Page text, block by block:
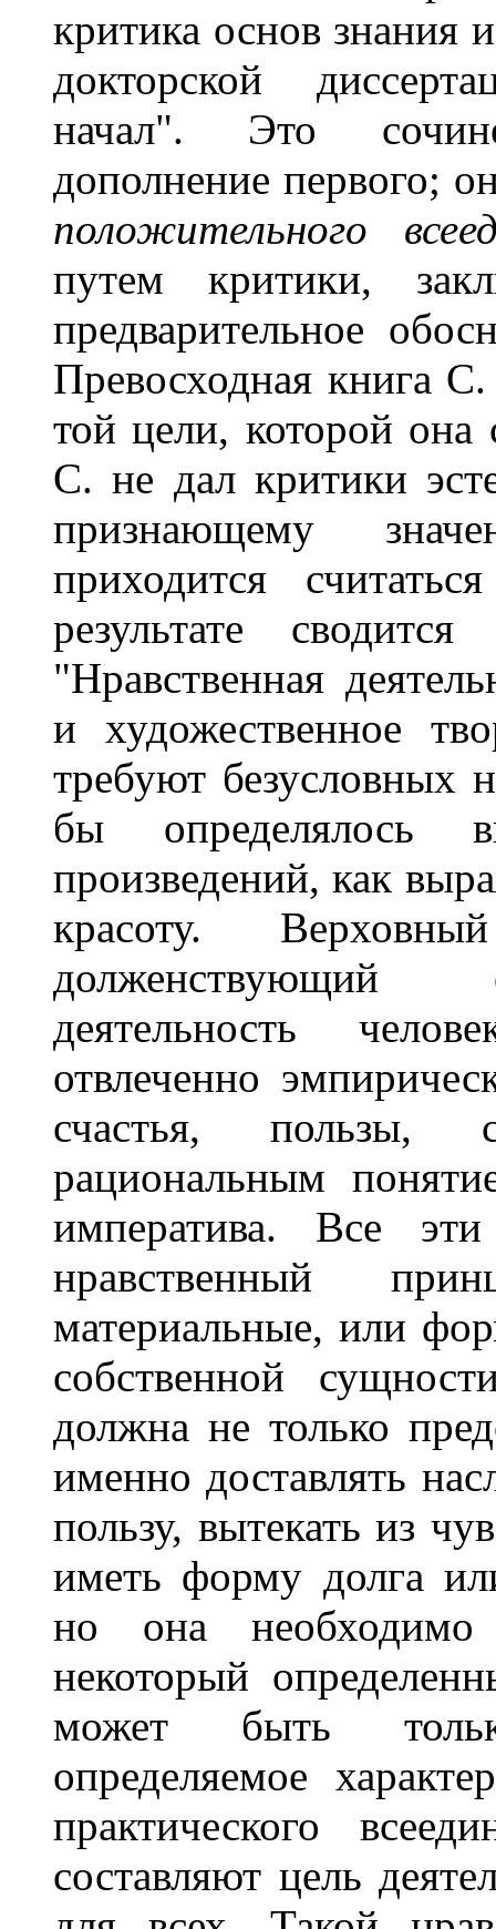
критика основ знания
докторской
начал". Это
дополнение первого;
положительного
путем критики,
предварительное
Превосходная книга
той цели, которой
С. не дал критики
признающему
приходится
результате
"Нравственная
и художественное
требуют безусловных
бы определялось
произведений, как
красоту.
долженствующий
деятельность
отвлеченно
счастья, пользы,
рациональным
императива. Все
нравственный
материальные, или
собственной
должна не только
именно доставлять
пользу, вытекать из
иметь форму долга
но она
некоторый
может быть
определяемое
практического
составляют цель